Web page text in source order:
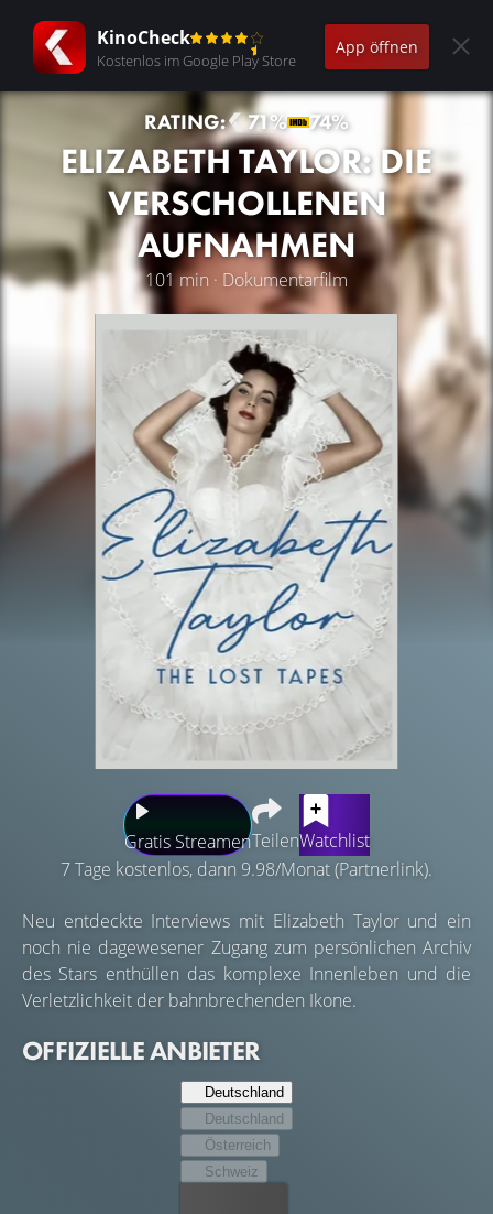
KinoCheck
Kostenlos im Google Play Store
App öffnen
RATING: 71% 74%
ELIZABETH TAYLOR: DIE
VERSCHOLLENEN
AUFNAHMEN
101 min · Dokumentarfilm
Gratis StreamenTeilenWatchlist
7 Tage kostenlos, dann 9.98/Monat (Partnerlink).
Neu entdeckte Interviews mit Elizabeth Taylor und ein
noch nie dagewesener Zugang zum persönlichen Archiv
des Stars enthüllen das komplexe Innenleben und die
Verletzlichkeit der bahnbrechenden Ikone.
OFFIZIELLE ANBIETER
Deutschland
Deutschland
Österreich
Schweiz